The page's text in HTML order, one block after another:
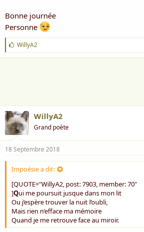
Bonne journée
Personne
J
'
a
WillyA2
WillyA2
Grand poète
18 Septembre 2018
Impoésie a dit:
[QUOTE="WillyA2, post: 7903, member: 70"
]Qui me poursuit jusque dans mon lit
Ou j’espère trouver la nuit l’oubli,
Mais rien n’efface ma mémoire
Quand je me retrouve face au miroir.